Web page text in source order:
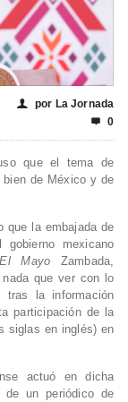
👤 por La Jornada
 0
que el tema de
bien de México y de
que la embajada de
gobierno mexicano
El Mayo Zambada,
que ver con lo
tras la información
participación de la
siglas en inglés) en
actuó en dicha
de un periódico de